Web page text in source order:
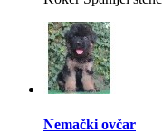
Nemački ovčar